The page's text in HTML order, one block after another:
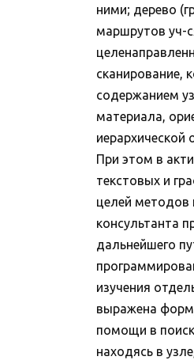
ними; дерево
маршрутов уч-
сканирование,
содержанием
материала,
иерархической
При этом в
текстовых и
целей методов
консультанта
дальнейшего
изучения
выражена
помощи в
находясь в